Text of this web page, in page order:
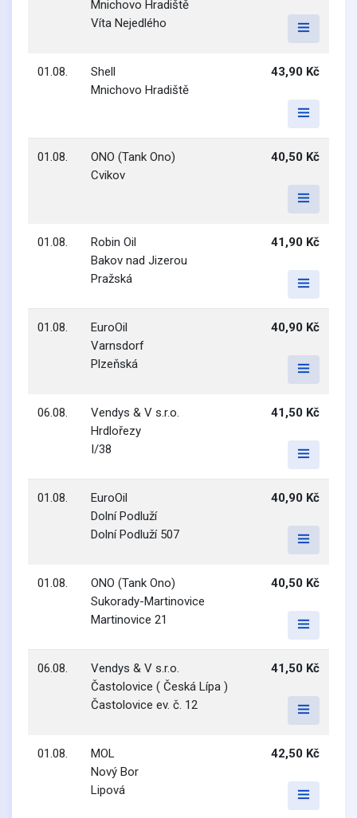
Mnichovo Hradiště
Víta Nejedlého
01.08.
Shell
Mnichovo Hradiště
43,90 Kč
01.08.
ONO (Tank Ono)
Cvikov
40,50 Kč
01.08.
Robin Oil
Bakov nad Jizerou
Pražská
41,90 Kč
01.08.
EuroOil
Varnsdorf
Plzeňská
40,90 Kč
06.08.
Vendys & V s.r.o.
Hrdlořezy
I/38
41,50 Kč
01.08.
EuroOil
Dolní Podluží
Dolní Podluží 507
40,90 Kč
01.08.
ONO (Tank Ono)
Sukorady-Martinovice
Martinovice 21
40,50 Kč
06.08.
Vendys & V s.r.o.
Častolovice ( Česká Lípa )
Častolovice ev. č. 12
41,50 Kč
01.08.
MOL
Nový Bor
Lipová
42,50 Kč